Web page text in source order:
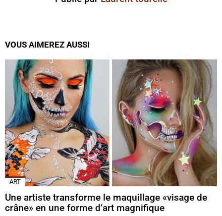
VOUS AIMEREZ AUSSI
ART
Une artiste transforme le maquillage «visage de
crâne» en une forme d’art magnifique